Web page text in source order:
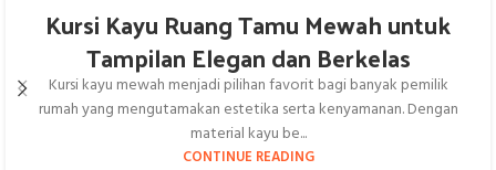
Kursi Kayu Ruang Tamu Mewah untuk
Tampilan Elegan dan Berkelas
Kursi kayu mewah menjadi pilihan favorit bagi banyak pemilik
rumah yang mengutamakan estetika serta kenyamanan. Dengan
material kayu be...
CONTINUE READING